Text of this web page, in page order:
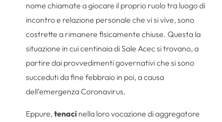
nome chiamate a giocare il proprio ruolo tra luogo di
incontro e relazione personale che vi si vive, sono
costrette a rimanere fisicamente chiuse. Questa la
situazione in cui centinaia di Sale Acec si trovano, a
partire dai provvedimenti governativi che si sono
succeduti da fine febbraio in poi, a causa
dell’emergenza Coronavirus.
Eppure,tenaci nella loro vocazione di aggregatore